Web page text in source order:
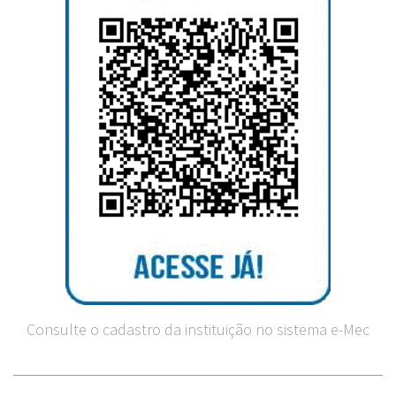
Consulte o cadastro da instituição no sistema e-Mec